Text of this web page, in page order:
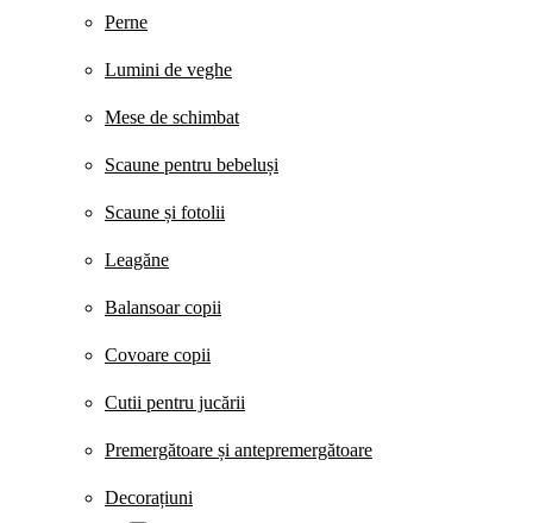
Perne
Lumini de veghe
Mese de schimbat
Scaune pentru bebeluși
Scaune și fotolii
Leagăne
Balansoar copii
Covoare copii
Cutii pentru jucării
Premergătoare și antepremergătoare
Decorațiuni